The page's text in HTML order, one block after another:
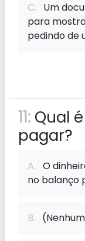
C. Um
para
pedindo de
11: Qual
pagar?
A. O
no balanço
B.